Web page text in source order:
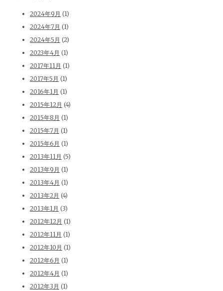
2024年9月 (1)
2024年7月 (1)
2024年5月 (2)
2023年4月 (1)
2017年11月 (1)
2017年5月 (1)
2016年1月 (1)
2015年12月 (4)
2015年8月 (1)
2015年7月 (1)
2015年6月 (1)
2013年11月 (5)
2013年9月 (1)
2013年4月 (1)
2013年2月 (4)
2013年1月 (3)
2012年12月 (1)
2012年11月 (1)
2012年10月 (1)
2012年6月 (1)
2012年4月 (1)
2012年3月 (1)